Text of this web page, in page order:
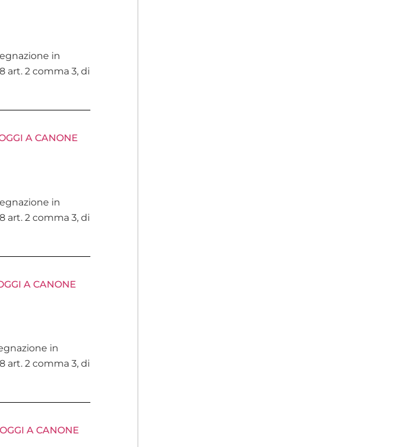
in
art. 2 comma 3, di
A CANONE
in
art. 2 comma 3, di
A CANONE
in
art. 2 comma 3, di
A CANONE